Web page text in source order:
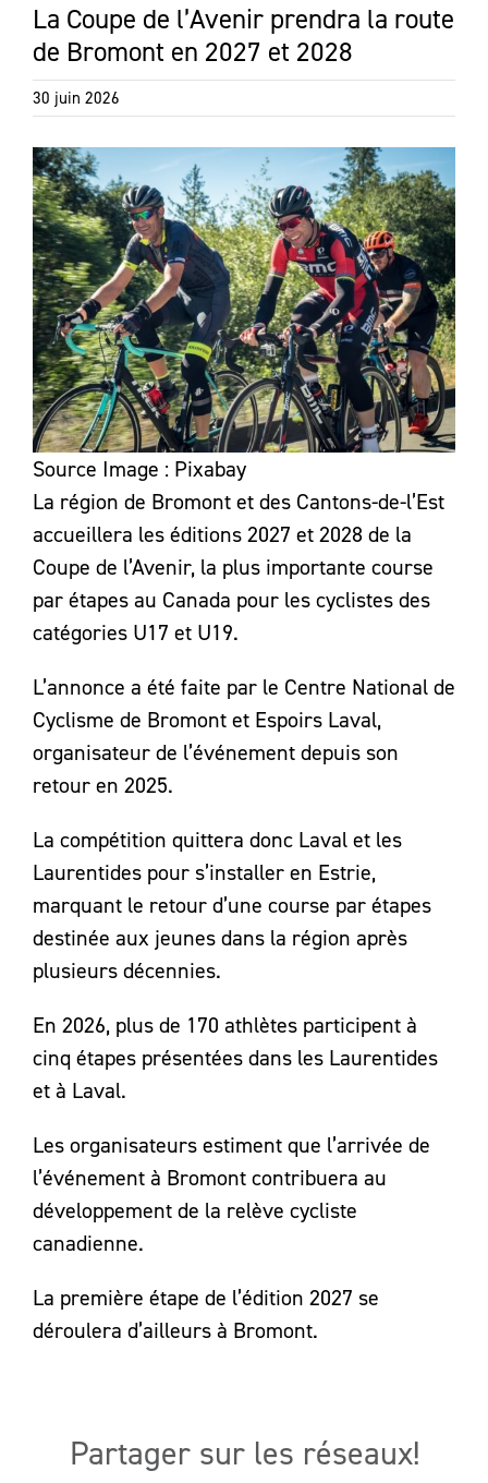
La Coupe de l’Avenir prendra la route
de Bromont en 2027 et 2028
30 juin 2026
Source Image : Pixabay
La région de Bromont et des Cantons-de-l’Est
accueillera les éditions 2027 et 2028 de la
Coupe de l’Avenir, la plus importante course
par étapes au Canada pour les cyclistes des
catégories U17 et U19.
L’annonce a été faite par le Centre National de
Cyclisme de Bromont et Espoirs Laval,
organisateur de l’événement depuis son
retour en 2025.
La compétition quittera donc Laval et les
Laurentides pour s’installer en Estrie,
marquant le retour d’une course par étapes
destinée aux jeunes dans la région après
plusieurs décennies.
En 2026, plus de 170 athlètes participent à
cinq étapes présentées dans les Laurentides
et à Laval.
Les organisateurs estiment que l’arrivée de
l’événement à Bromont contribuera au
développement de la relève cycliste
canadienne.
La première étape de l’édition 2027 se
déroulera d’ailleurs à Bromont.
Partager sur les réseaux!